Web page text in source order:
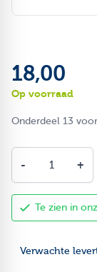
18,00
Op voorraad
Onderdeel 13
- +
Te zien in
Verwachte